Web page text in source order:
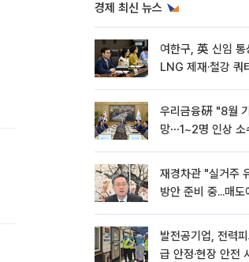
경제 최신 뉴스
여한구, 英 신임 통
LNG 제재·철강 쿼
우리금융硏 "8월
망⋯1~2명 인상 소
재경차관 "실거주
방안 준비 중...매
발전공기업, 전력
급 안정·현장 안전